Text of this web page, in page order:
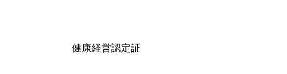
健康経営認定証